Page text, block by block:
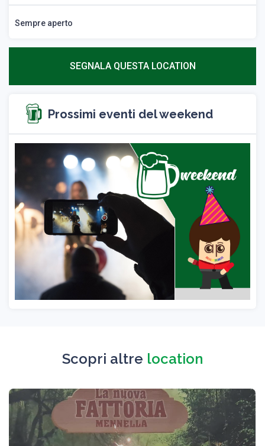
Sempre aperto
SEGNALA QUESTA LOCATION
Prossimi eventi del weekend
Scopri altre location